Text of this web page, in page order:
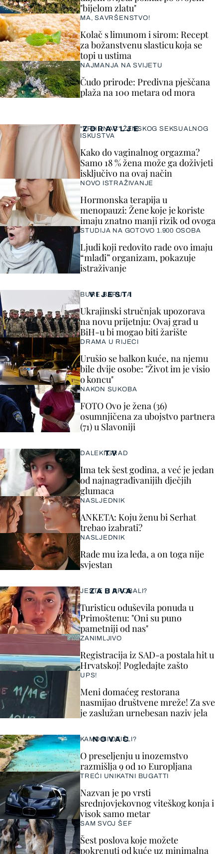
VIJESTI
BURE BARUTA
Ukrajinski stručnjak upozorava
na novu prijetnju: Ovaj grad u
BiH-u bi mogao biti žarište
DRAMA U RIJECI
Urušio se balkon kuće, na njemu
bile dvije osobe: "Život im je visio
o koncu"
NAKON SUKOBA
FOTO Ovo je žena (36)
osumnjičena za ubojstvo partnera
(71) u Slavoniji
ZDRAVLJE
"VRHUNAC" ŽENSKOG SEKSUALNOG
ISKUSTVA
Kako do vaginalnog orgazma?
Samo 18 % žena može ga doživjeti
isključivo na ovaj način
NOVO ISTRAŽIVANJE
Hormonska terapija u
menopauzi: Žene koje je koriste
imaju znatno manji rizik od ovoga
STUDIJA NA GOTOVO 1.900 OSOBA
Ljudi koji redovito rade ovo imaju
“mlađi” organizam, pokazuje
istraživanje
ZABAVA
JESTE LI PROBALI?
Turisticu oduševila ponuda u
Primoštenu: "Oni su puno
pametniji od nas"
ZANIMLJIVO
Registracija iz SAD-a postala hit u
Hrvatskoj! Pogledajte zašto
UPS!
Meni domaćeg restorana
nasmijao društvene mreže! Za sve
je zaslužan urnebesan naziv jela
TV
DALEKI GRAD
Ima tek šest godina, a već je jedan
od najnagrađivanijih dječjih
glumaca
NASLJEDNIK
ANKETA: Koju ženu bi Serhat
trebao izabrati?
NASLJEDNIK
Rade mu iza leđa, a on toga nije
svjestan
"bijelom zlatu"
MA, SAVRŠENSTVO!
Kolač s limunom i sirom: Recept
za božanstvenu slasticu koja se
topi u ustima
NAJMANJA NA SVIJETU
Čudo prirode: Predivna pješčana
plaža na 100 metara od mora
NOVAC
KAMO BI OTIŠLI?
O preseljenju u inozemstvo
razmišlja 9 od 10 Europljana
TREĆI UNIKATNI BUGATTI
Nazvan je po vrsti
srednjovjekovnog viteškog konja i
visok samo metar
SAM SVOJ ŠEF
Šest poslova koje možete
pokrenuti od kuće uz minimalna